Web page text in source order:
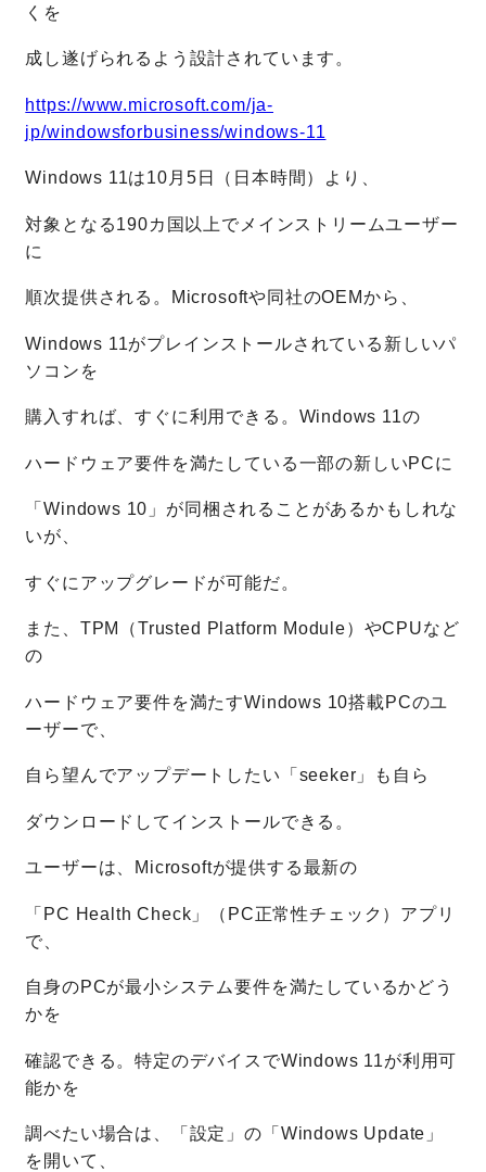
くを
成し遂げられるよう設計されています。
https://www.microsoft.com/ja-
jp/windowsforbusiness/windows-11
Windows 11は10月5日（日本時間）より、
対象となる190カ国以上でメインストリームユーザー
に
順次提供される。Microsoftや同社のOEMから、
Windows 11がプレインストールされている新しいパ
ソコンを
購入すれば、すぐに利用できる。Windows 11の
ハードウェア要件を満たしている一部の新しいPCに
「Windows 10」が同梱されることがあるかもしれな
いが、
すぐにアップグレードが可能だ。
また、TPM（Trusted Platform Module）やCPUなど
の
ハードウェア要件を満たすWindows 10搭載PCのユ
ーザーで、
自ら望んでアップデートしたい「seeker」も自ら
ダウンロードしてインストールできる。
ユーザーは、Microsoftが提供する最新の
「PC Health Check」（PC正常性チェック）アプリ
で、
自身のPCが最小システム要件を満たしているかどう
かを
確認できる。特定のデバイスでWindows 11が利用可
能かを
調べたい場合は、「設定」の「Windows Update」
を開いて、